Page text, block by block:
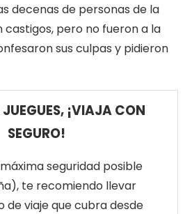
decenas de personas de la
pero no fueron a la
sus culpas y pidieron
¡VIAJA CON
SEGURO!
seguridad posible
te recomiendo llevar
de viaje que cubra desde